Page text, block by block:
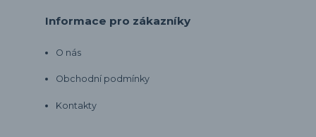
Informace pro zákazníky
O nás
Obchodní podmínky
Kontakty